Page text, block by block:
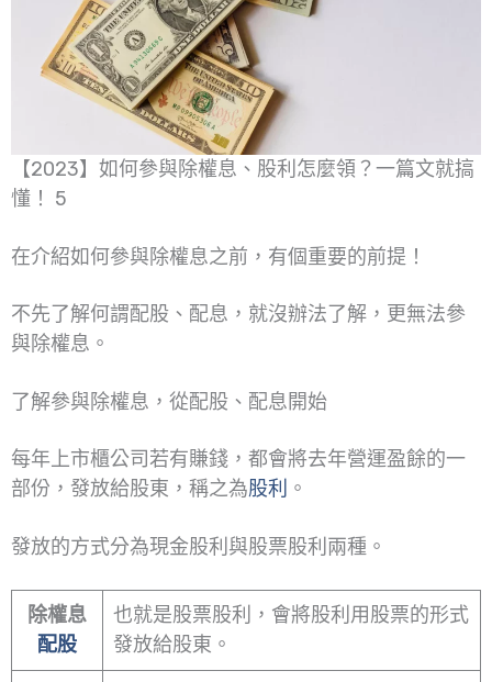
【2023】如何參與除權息、股利怎麼領？一篇文就搞
懂！ 5
在介紹如何參與除權息之前，有個重要的前提！
不先了解何謂配股、配息，就沒辦法了解，更無法參
與除權息。
了解參與除權息，從配股、配息開始
每年上市櫃公司若有賺錢，都會將去年營運盈餘的一
部份，發放給股東，稱之為股利 。
發放的方式分為現金股利與股票股利兩種。
除權息
配股
也就是股票股利，會將股利用股票的形式
發放給股東。